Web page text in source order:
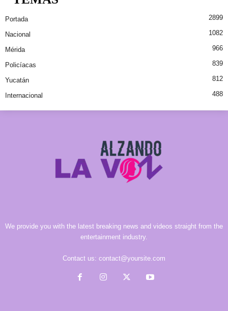
Portada 2899
Nacional 1082
Mérida 966
Policíacas 839
Yucatán 812
Internacional 488
We provide you with the latest breaking news and videos straight from the
entertainment industry.
Contact us: contact@yoursite.com